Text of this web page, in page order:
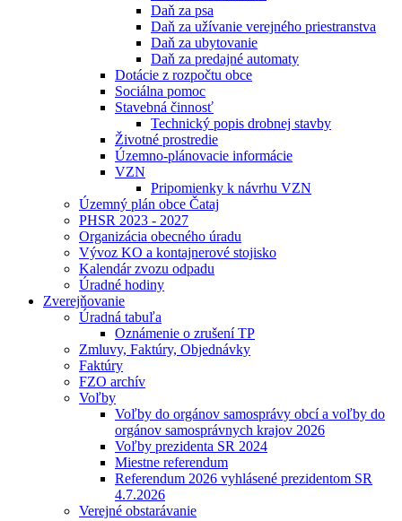
Daň za psa
Daň za užívanie verejného priestranstva
Daň za ubytovanie
Daň za predajné automaty
Dotácie z rozpočtu obce
Sociálna pomoc
Stavebná činnosť
Technický popis drobnej stavby
Životné prostredie
Územno-plánovacie informácie
VZN
Pripomienky k návrhu VZN
Územný plán obce Čataj
PHSR 2023 - 2027
Organizácia obecného úradu
Vývoz KO a kontajnerové stojisko
Kalendár zvozu odpadu
Úradné hodiny
Zverejňovanie
Úradná tabuľa
Oznámenie o zrušení TP
Zmluvy, Faktúry, Objednávky
Faktúry
FZO archív
Voľby
Voľby do orgánov samosprávy obcí a voľby do
orgánov samosprávnych krajov 2026
Voľby prezidenta SR 2024
Miestne referendum
Referendum 2026 vyhlásené prezidentom SR
4.7.2026
Verejné obstarávanie